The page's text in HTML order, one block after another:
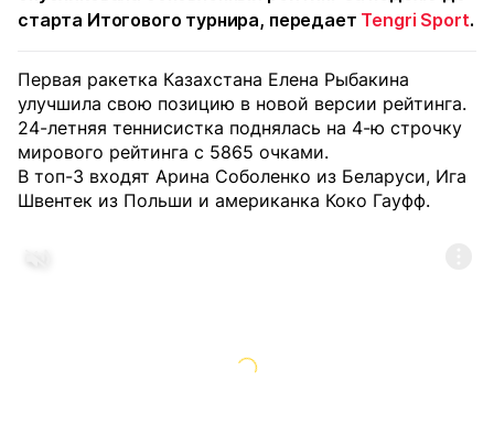
старта Итогового турнира, передает Tengri Sport.
Первая ракетка Казахстана Елена Рыбакина
улучшила свою позицию в новой версии рейтинга.
24-летняя теннисистка поднялась на 4-ю строчку
мирового рейтинга с 5865 очками.
В топ-3 входят Арина Соболенко из Беларуси, Ига
Швентек из Польши и американка Коко Гауфф.